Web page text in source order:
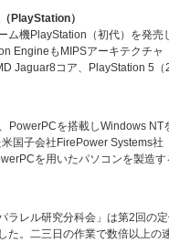
PlayStation）
ム機PlayStation（初代）を発
EngineもMIPSアーキテクチ
Jaguar8コア、PlayStation 5
PowerPCを搭載しWindows
国子会社FirePower Systems
を用いたパソコンを製造
ラレル研究分科会」は第2回
た。二三日の作業で数倍以上